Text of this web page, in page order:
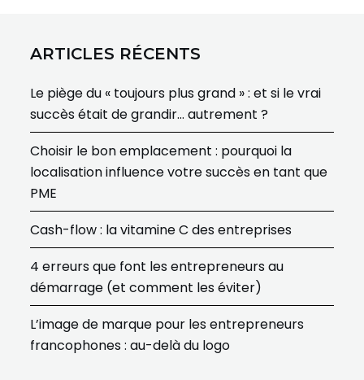
ARTICLES RÉCENTS
Le piège du « toujours plus grand » : et si le vrai
succès était de grandir… autrement ?
Choisir le bon emplacement : pourquoi la
localisation influence votre succès en tant que
PME
Cash-flow : la vitamine C des entreprises
4 erreurs que font les entrepreneurs au
démarrage (et comment les éviter)
L’image de marque pour les entrepreneurs
francophones : au-delà du logo